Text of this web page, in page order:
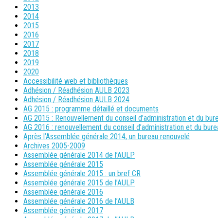
2013
2014
2015
2016
2017
2018
2019
2020
Accessibilité web et bibliothèques
Adhésion / Réadhésion AULB 2023
Adhésion / Réadhésion AULB 2024
AG 2015 : programme détaillé et documents
AG 2015 : Renouvellement du conseil d’administration et du
AG 2016 : renouvellement du conseil d’administration et du
Après l’Assemblée générale 2014, un bureau renouvelé
Archives 2005-2009
Assemblée générale 2014 de l’AULP
Assemblée générale 2015
Assemblée générale 2015 : un bref CR
Assemblée générale 2015 de l’AULP
Assemblée générale 2016
Assemblée générale 2016 de l’AULB
Assemblée générale 2017